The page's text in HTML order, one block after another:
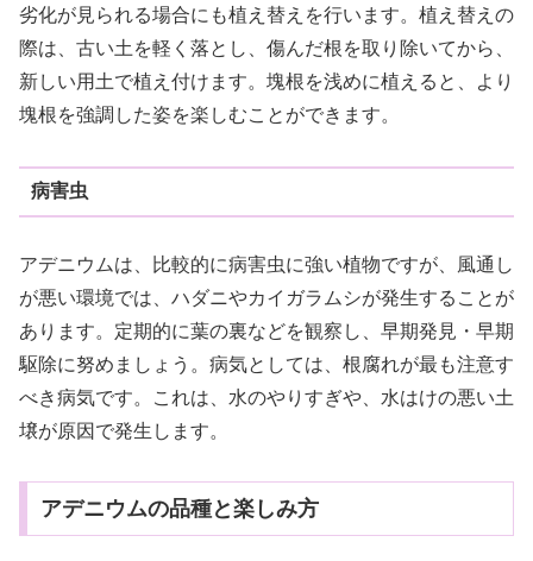
劣化が見られる場合にも植え替えを行います。植え替えの
際は、古い土を軽く落とし、傷んだ根を取り除いてから、
新しい用土で植え付けます。塊根を浅めに植えると、より
塊根を強調した姿を楽しむことができます。
病害虫
アデニウムは、比較的に病害虫に強い植物ですが、風通し
が悪い環境では、ハダニやカイガラムシが発生することが
あります。定期的に葉の裏などを観察し、早期発見・早期
駆除に努めましょう。病気としては、根腐れが最も注意す
べき病気です。これは、水のやりすぎや、水はけの悪い土
壌が原因で発生します。
アデニウムの品種と楽しみ方